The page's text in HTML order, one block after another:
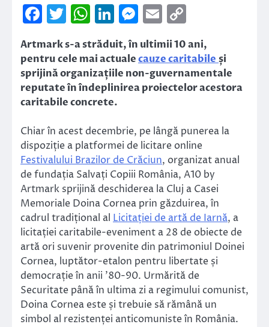
Facebook
Twitter
WhatsApp
LinkedIn
Messenger
Email
Link
Artmark s-a străduit, în ultimii 10 ani,
pentru cele mai actualecauze caritabile și
sprijină organizațiile non-guvernamentale
reputate în îndeplinirea proiectelor acestora
caritabile concrete.
Chiar în acest decembrie, pe lângă punerea la
dispoziție a platformei de licitare online
Festivalului Brazilor de Crăciun, organizat anual
de fundația Salvați Copiii România, A10 by
Artmark sprijină deschiderea la Cluj a Casei
Memoriale Doina Cornea prin găzduirea, în
cadrul tradițional al Licitației de artă de Iarnă, a
licitației caritabile-eveniment a 28 de obiecte de
artă ori suvenir provenite din patrimoniul Doinei
Cornea, luptător-etalon pentru libertate și
democrație în anii ’80-90. Urmărită de
Securitate până în ultima zi a regimului comunist,
Doina Cornea este și trebuie să rămână un
simbol al rezistenței anticomuniste în România.